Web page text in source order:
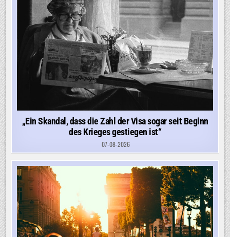
„Ein Skandal, dass die Zahl der Visa sogar seit Beginn
des Krieges gestiegen ist“
07-08-2026